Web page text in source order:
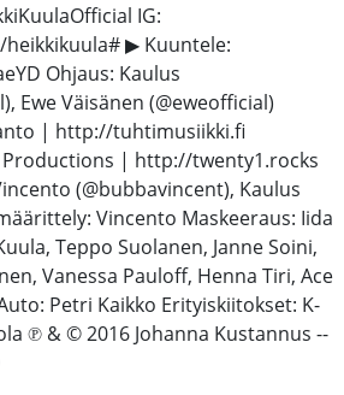
IG:
▶ Kuuntele:
Ohjaus: Kaulus
Ewe Väisänen (@eweofficial)
| http://tuhtimusiikki.fi
Productions | http://twenty1.rocks
(@bubbavincent), Kaulus
Vincento Maskeeraus: Iida
Teppo Suolanen, Janne Soini,
Vanessa Pauloff, Henna Tiri, Ace
Petri Kaikko Erityiskiitokset: K-
℗ & © 2016 Johanna Kustannus --